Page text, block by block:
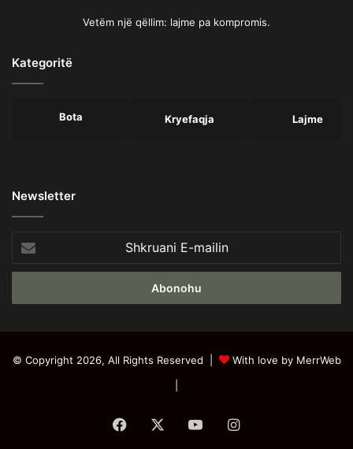
Vetëm një qëllim: lajme pa kompromis.
Kategoritë
Bota Kryefaqja Lajme
Newsletter
E-
mailin
© Copyright 2026, All Rights Reserved |
With love by MerrWeb
Facebook YouTubeInstagram